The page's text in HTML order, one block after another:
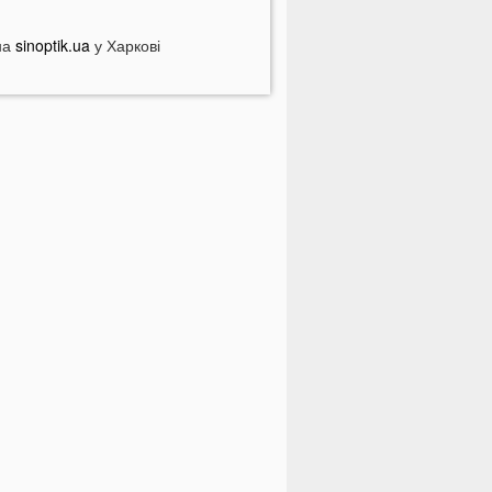
пити каву: кого це стосується
Яблучний Спас: повний перелік
sinoptik.uaу Харкові